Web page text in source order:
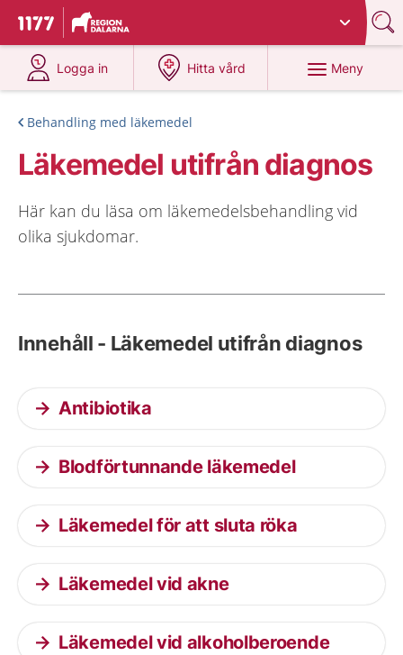
Till startsidan för 1177
Du har valt region
Logga in
på 1177.se
Hitta vård
på 1177.se
Meny
Behandling med läkemedel
Läkemedel utifrån diagnos
Här kan du läsa om läkemedelsbehandling vid
olika sjukdomar.
Innehåll - Läkemedel utifrån diagnos
Antibiotika
Blodförtunnande läkemedel
Läkemedel för att sluta röka
Läkemedel vid akne
Läkemedel vid alkoholberoende